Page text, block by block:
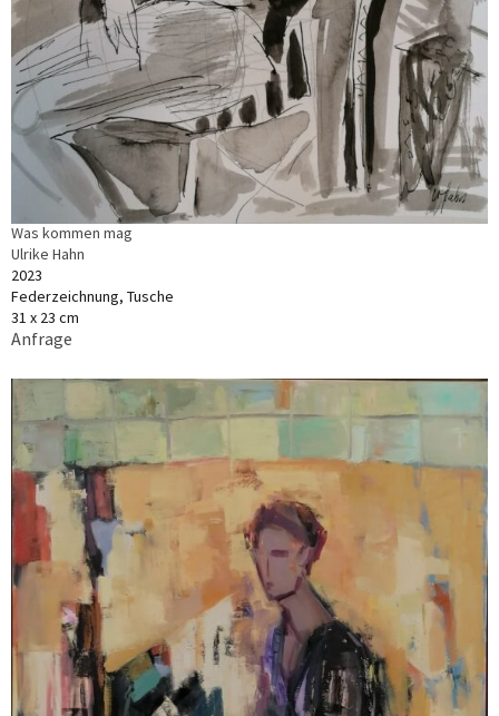
Was kommen mag
Ulrike Hahn
2023
Federzeichnung, Tusche
31 x 23 cm
Anfrage